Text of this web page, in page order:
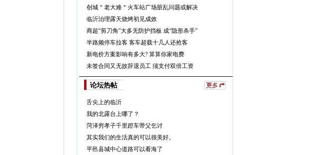
创城＂老大难＂火车站广场脏乱问题或解决
临沂治理露天烧烤初见成效
商超“剪刀角”大多无防护挡板 成“隐形杀手”
半路频停车拉客 客车超载十几人还抢客
新电价方案影响有多大? 算算你家电费
未签合同又无故辞退员工 须支付双倍工资
论坛热帖
舌尖上的临沂
我的北露台上哪了？
菏泽穷孝子千里蹬车带父乞讨
其实我们的生活真的可以很美好。
平邑县城中心道路可以看海了